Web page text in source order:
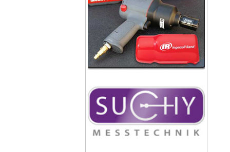
Công ty bia Thanh Hoa
Công ty TNHH Baw Heng
Steel Việt Nam
Công ty bia Việt Hà
Công ty TNHH công nghiệp
Broad Bright Sakura
Nhà máy cán thép Hòa Phát
Công ty TNHH cán thép Tam
Điệp